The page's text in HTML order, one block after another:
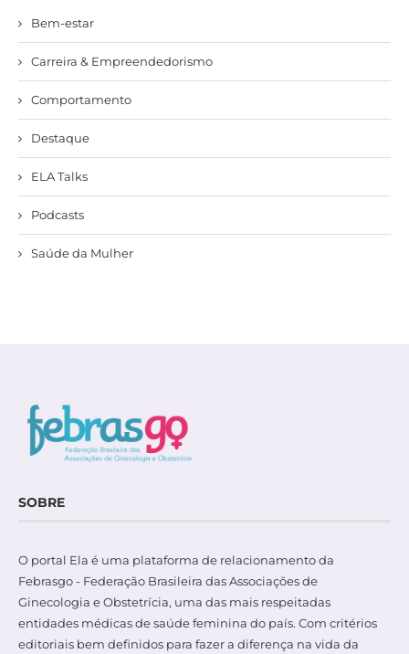
Bem-estar
Carreira & Empreendedorismo
Comportamento
Destaque
ELA Talks
Podcasts
Saúde da Mulher
SOBRE
O portal Ela é uma plataforma de relacionamento da
Febrasgo - Federação Brasileira das Associações de
Ginecologia e Obstetrícia, uma das mais respeitadas
entidades médicas de saúde feminina do país. Com critérios
editoriais bem definidos para fazer a diferença na vida da